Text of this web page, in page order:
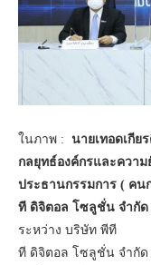
ในภาพ : นายเทอดเกีย
กลยุทธ์องค์กรและความ
ประธานกรรมการ ( คน
ที ดิจิตอล โซลูชั่น จำกัด
ระหว่าง บริษัท พีที
ที ดิจิตอล โซลูชั่น จำกั